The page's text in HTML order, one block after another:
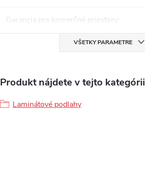
Garancia pre komerčné priestory:
VŠETKY PARAMETRE
Produkt nájdete v tejto kategórii
Laminátové podlahy